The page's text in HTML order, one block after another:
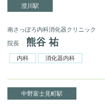
澄川駅
南さっぽろ内科消化器クリニック
院長
熊谷 祐
内科 消化器内科
中野富士見町駅